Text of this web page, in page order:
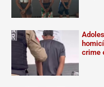
crime